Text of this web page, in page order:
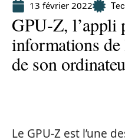
13 février 2022
GPU-Z, l’appli
informations
de son
Le GPU-Z est l’une